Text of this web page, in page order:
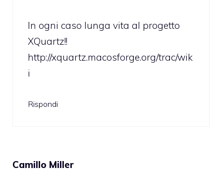
In ogni caso lunga vita al progetto
XQuartz!!
http://xquartz.macosforge.org/trac/wik
i
Rispondi
Camillo Miller